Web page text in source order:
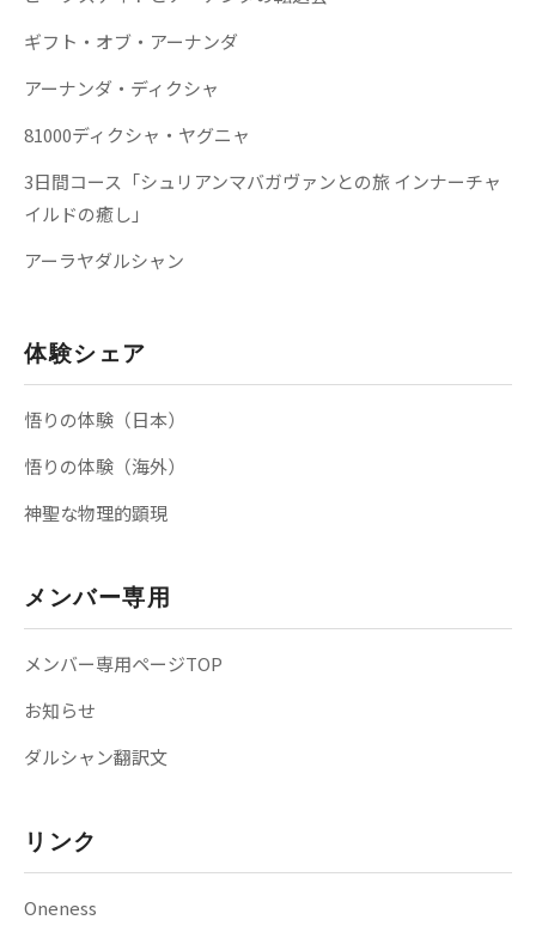
ギフト・オブ・アーナンダ
アーナンダ・ディクシャ
81000ディクシャ・ヤグニャ
3日間コース「シュリアンマバガヴァンとの旅 インナーチャ
イルドの癒し」
アーラヤダルシャン
体験シェア
悟りの体験（日本）
悟りの体験（海外）
神聖な物理的顕現
メンバー専用
メンバー専用ページTOP
お知らせ
ダルシャン翻訳文
リンク
Oneness